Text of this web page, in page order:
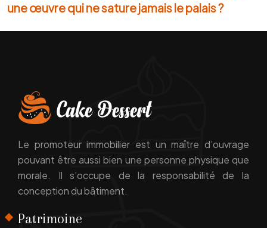
une œuvre qui ne sature jamais le palais ?
Le promoteur immobilier est un maître d’ouvrage
pouvant être aussi bien une personne physique que
morale. Il s’occupe de la responsabilité de la
conception du bâtiment.
Patrimoine